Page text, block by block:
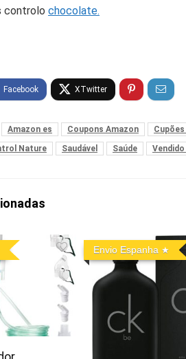
controlo chocolate.
Amazon es Coupons Amazon
Nature
Saudável Saúde
Envio Espanha